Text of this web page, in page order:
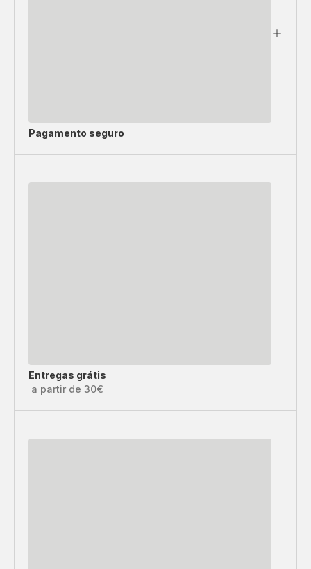
Pagamento seguro
Entregas grátis
a partir de 30€